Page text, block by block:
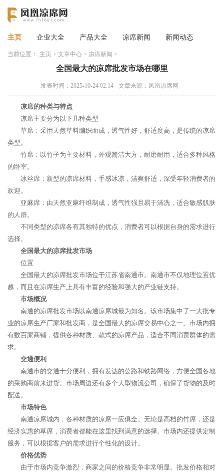
主页 企业大全 产品大全 凉席新闻 新闻动态
当前位置： 主页 > 文章中心 > 凉席新闻 >
全国最大的凉席批发市场在哪里
发表时间：2025-10-24 02:14 文章来源：凤凰凉席网
凉席的种类与特点
凉席主要分为以下几种类型
草席：采用天然草料编织而成，透气性好，舒适度高，是传统的凉席
类型。
竹席：以竹子为主要材料，外观简洁大方，耐磨耐用，适合多种风格
的卧室。
冰丝席：新型的凉席材料，手感冰凉，清爽舒适，深受年轻消费者的
欢迎。
亚麻席：由天然亚麻纤维制成，透气性强且易于清洗，适合敏感肌肤
的人群。
不同类型的凉席各有其独特的优点，消费者可以根据自身的需求进行
选择。
全国最大的凉席批发市场
位置
全国最大的凉席批发市场位于江苏省南通市。南通市不仅地理位置优
越，而且在凉席生产上具有丰富的经验和强大的产业链支持。
市场概况
南通的凉席批发市场以南通凉席城最为知名。该市场集中了一大批专
业的凉席生产厂家和批发商，是全国最大的凉席交易中心之一。市场内拥
有数百家商铺，提供各种材质、款式的凉席产品，适合不同消费群体的需
求。
交通便利
南通市的交通十分便利，拥有发达的公路和铁路网络，方便全国各地
的采购商前来进货。市场周边还有多个大型物流公司，确保了货物的及时
配送。
市场特色
南通凉席城内，各种材质的凉席一应俱全。无论是高档的竹席，还是
经济实惠的草席，消费者都能在这里找到满意的选择。市场内还提供定制
服务，可以根据客户的需求进行个性化的设计。
价格优势
由于市场内竞争激烈，商家之间的价格竞争非常明显。批发价格相对